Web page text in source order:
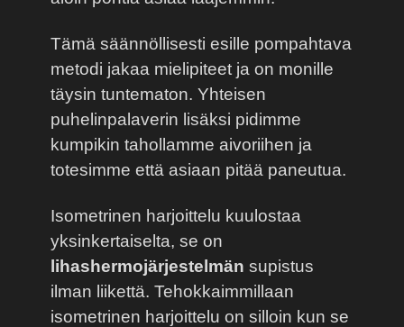
Tämä säännöllisesti esille pompahtava
metodi jakaa mielipiteet ja on monille
täysin tuntematon. Yhteisen
puhelinpalaverin lisäksi pidimme
kumpikin tahollamme aivoriihen ja
totesimme että asiaan pitää paneutua.
Isometrinen harjoittelu kuulostaa
yksinkertaiselta, se on
lihashermojärjestelmän supistus
ilman liikettä. Tehokkaimmillaan
isometrinen harjoittelu on silloin kun se